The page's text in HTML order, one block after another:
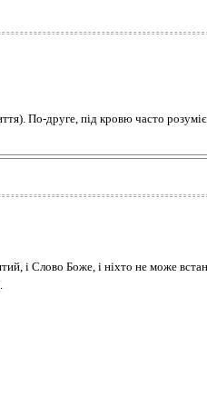
По-друге, під кровю часто
і Слово Боже, і ніхто не може